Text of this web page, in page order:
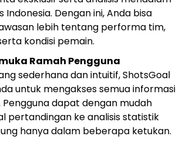
Indonesia. Dengan ini, Anda bisa
lebih tentang performa tim,
kondisi pemain.
Ramah Pengguna
sederhana dan intuitif, ShotsGoal
untuk mengakses semua informasi
dapat dengan mudah
pertandingan ke analisis statistik
hanya dalam beberapa ketukan.